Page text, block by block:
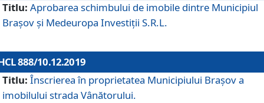
Titlu: Aprobarea schimbului de imobile dintre Municipiul
Brașov și Medeuropa Investiții S.R.L.
888/10.12.2019
Titlu: Înscrierea în proprietatea Municipiului Braşov a
imobilului strada Vânătorului.